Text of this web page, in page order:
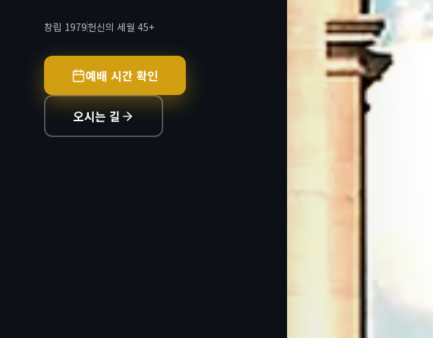
창립 1979헌신의 세월 45+
예배 시간 확인
오시는 길